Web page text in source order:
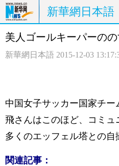
新華網日本語
ホームページ 政
中日対訳
美人ゴールキーパーの
新華網日本語 2015-12-03
中国女子サッカー国家チ
飛さんはこのほど、コミ
多くのエッフェル塔との自
関連記事：